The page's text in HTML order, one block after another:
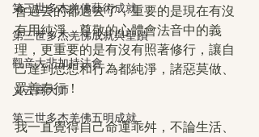
第三世多杰羌佛藝術成就
第三世多杰羌佛成就與聖蹟
觀音大悲加持法會
义云高大师
第三世多杰羌佛五明成就
會過去的都過去了，重要的是現在有沒
有用純淨、尊敬的心體會法音中的義
理，更重要的是有沒有照著修行，讓自
己達到思想和行為都純淨，諸惡莫做、
眾善奉行！
我一直覺得自己命運乖舛，不論生活、